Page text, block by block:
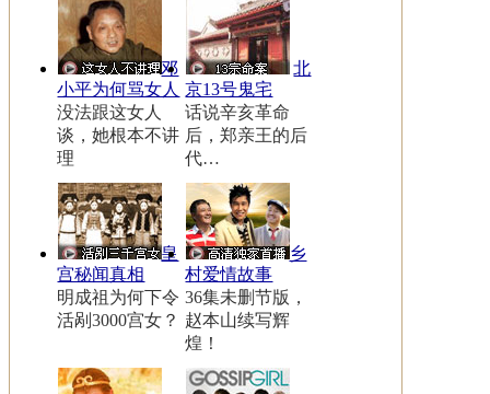
邓
小平为何骂女人
没法跟这女人
谈，她根本不讲
理
北
京13号鬼宅
话说辛亥革命
后，郑亲王的后
代…
皇
宫秘闻真相
明成祖为何下令
活剐3000宫女？
乡
村爱情故事
36集未删节版，
赵本山续写辉
煌！